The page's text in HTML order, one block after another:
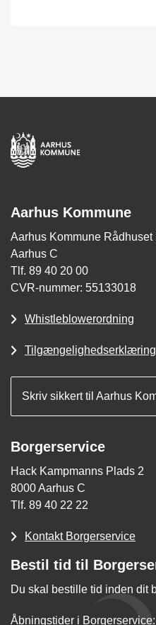
Aarhus Kommune
Aarhus Kommune
Aarhus C
Tlf. 89 40 20 00
CVR-nummer: 55133018
Whistleblowerordning
Tilgængelighedserklæring
Skriv sikkert til Aarhus
Borgerservice
Hack Kampmanns Plads 2
8000 Aarhus C
Tlf. 89 40 22 22
Kontakt Borgerservice
Bestil tid til
Du skal bestille tid inden dit
Åbningstider i Borgerservice: